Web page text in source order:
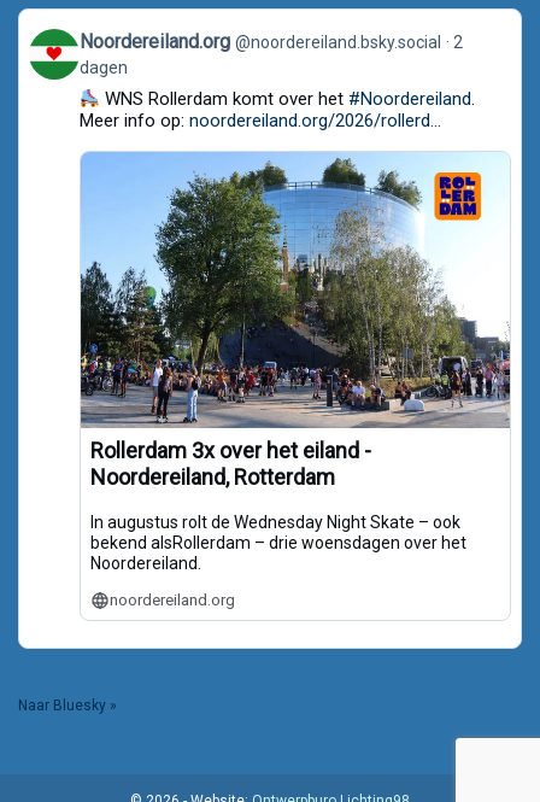
View
post
by
Noordereiland.org
Bluesky
Noordereiland.org @noordereiland.bsky.social
2
dagen
WNS Rollerdam komt over het #Noordereiland.
Meer info op: noordereiland.org/2026/rollerd...
Rollerdam 3x over het eiland -
Noordereiland, Rotterdam
In augustus rolt de Wednesday Night Skate – ook
bekend alsRollerdam – drie woensdagen over het
Noordereiland.
noordereiland.org
Naar Bluesky »